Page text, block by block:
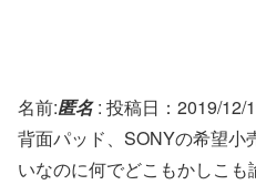
名前:匿名: 投稿日：2019/12/
背面パッド、SONYの希望小
いなのに何でどこもかしこ